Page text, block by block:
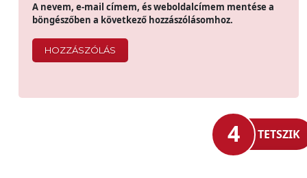
A nevem, e-mail címem, és weboldalcímem mentése a
böngészőben a következő hozzászólásomhoz.
4 TETSZIK